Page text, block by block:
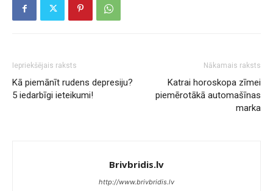
Iepriekšējais raksts
Kā piemānīt rudens depresiju?
5 iedarbīgi ieteikumi!
Nākamais raksts
Katrai horoskopa zīmei
piemērotākā automašīnas
marka
Brivbridis.lv
http://www.brivbridis.lv